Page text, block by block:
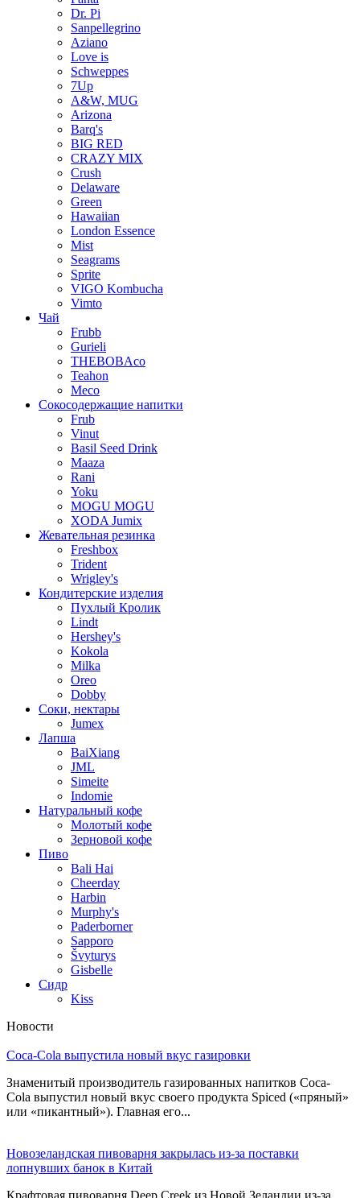
Dr. Pi
Sanpellegrino
Aziano
Love is
Schweppes
7Up
A&W, MUG
Arizona
Barq's
BIG RED
CRAZY MIX
Crush
Delaware
Green
Hawaiian
London Essence
Mist
Seagrams
Sprite
VIGO Kombucha
Vimto
Чай
Frubb
Gurieli
THEBOBAco
Teahon
Meco
Сокосодержащие напитки
Frub
Vinut
Basil Seed Drink
Maaza
Rani
Yoku
MOGU MOGU
XODA Jumix
Жевательная резинка
Freshbox
Trident
Wrigley's
Кондитерские изделия
Пухлый Кролик
Lindt
Hershey's
Kokola
Milka
Oreo
Dobby
Соки, нектары
Jumex
Лапша
BaiXiang
JML
Simeite
Indomie
Натуральный кофе
Молотый кофе
Зерновой кофе
Пиво
Bali Hai
Cheerday
Harbin
Murphy's
Paderborner
Sapporo
Švyturys
Gisbelle
Сидр
Kiss
Новости
Coca-Cola выпустила новый вкус газировки
Знаменитый производитель газированных напитков Coca-
Cola выпустил новый вкус своего продукта Spiced («пряный»
или «пикантный»). Главная его...
Новозеландская пивоварня закрылась из-за поставки
лопнувших банок в Китай
Крафтовая пивоварня Deep Creek из Новой Зеландии из-за